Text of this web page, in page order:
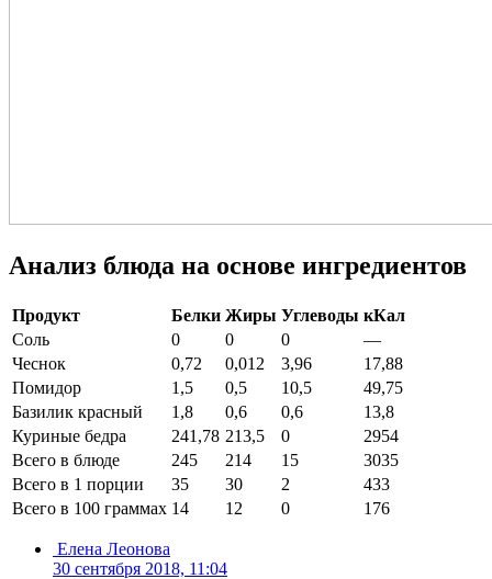
Анализ блюда на основе ингредиентов
Продукт Белки Жиры Углеводы кКал
Соль
0 0 0
—
Чеснок
0,72 0,012 3,96
17,88
Помидор
1,5 0,5 10,5
49,75
Базилик красный
1,8 0,6 0,6
13,8
Куриные бедра
241,78 213,5 0
2954
Всего в блюде
245 214 15
3035
Всего в 1 порции
35 30 2
433
Всего в 100 граммах 14 12 0 176
Елена Леонова
30 сентября 2018, 11:04